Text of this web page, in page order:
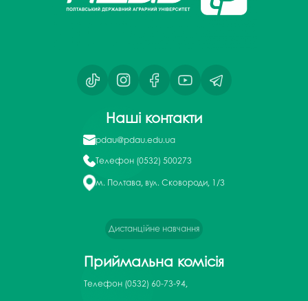
Наші контакти
pdau@pdau.edu.ua
Телефон (0532) 500273
м. Полтава, вул. Сковороди, 1/3
Дистанційне навчання
Приймальна комісія
Телефон (0532) 60-73-94,